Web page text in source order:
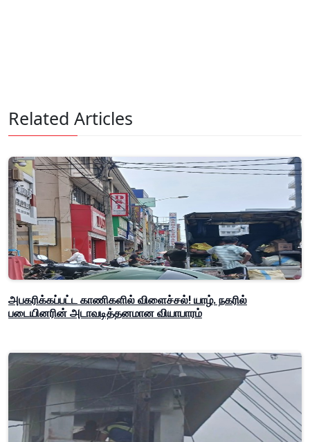
Related Articles
அபகரிக்கப்பட்ட காணிகளில் விளைச்சல்! யாழ். நகரில்
படையினரின் அடாவடித்தனமான வியாபாரம்